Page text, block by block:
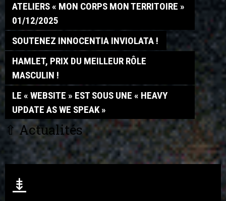
ATELIERS « MON CORPS MON TERRITOIRE »
01/12/2025
SOUTENEZ INNOCENTIA INVIOLATA !
HAMLET, PRIX DU MEILLEUR RÔLE
MASCULIN !
LE « WEBSITE » EST SOUS UNE « HEAVY
UPDATE AS WE SPEAK »
⇧Actualités
⇟